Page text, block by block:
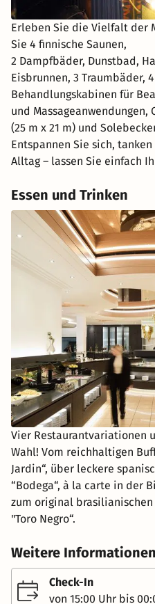
Erleben Sie die Vielfalt der
Sie 4 finnische Saunen,
2 Dampfbäder, Dunstbad,
Eisbrunnen, 3 Traumbäder,
Behandlungskabinen für
und
(25 m x 21 m) und
Entspannen Sie sich,
Alltag – lassen Sie einfach
Essen und Trinken
Vier Restaurantvariationen
Wahl! Vom reichhaltigen
Jardin“, über leckere
“Bodega“, à la carte in der
zum original
"Toro Negro“.
Weitere Informationen
Check-In
von 15:00 Uhr bis